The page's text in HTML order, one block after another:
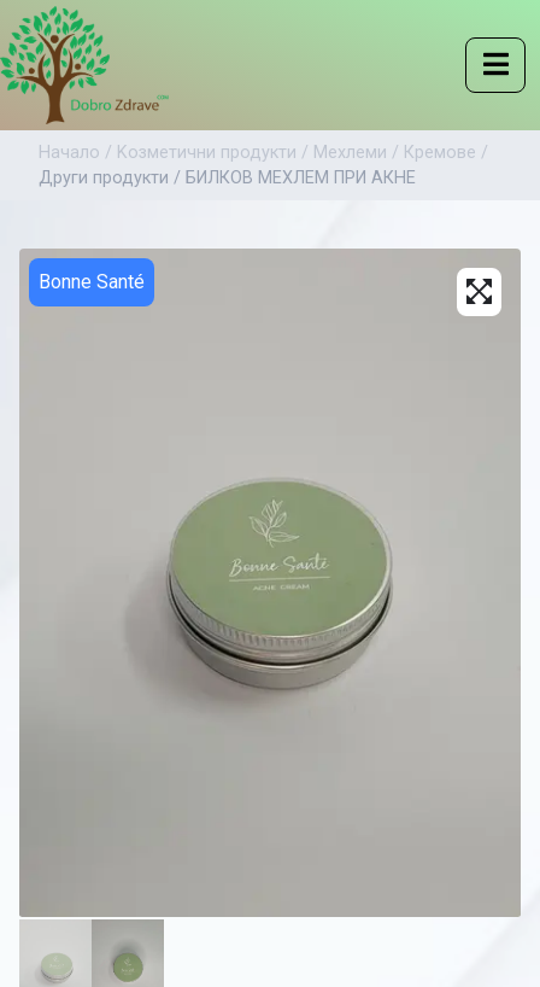
Начало / Kозметични продукти / Мехлеми / Кремове /
Други продукти / БИЛКОВ МЕХЛЕМ ПРИ АКНЕ
Bonne Santé